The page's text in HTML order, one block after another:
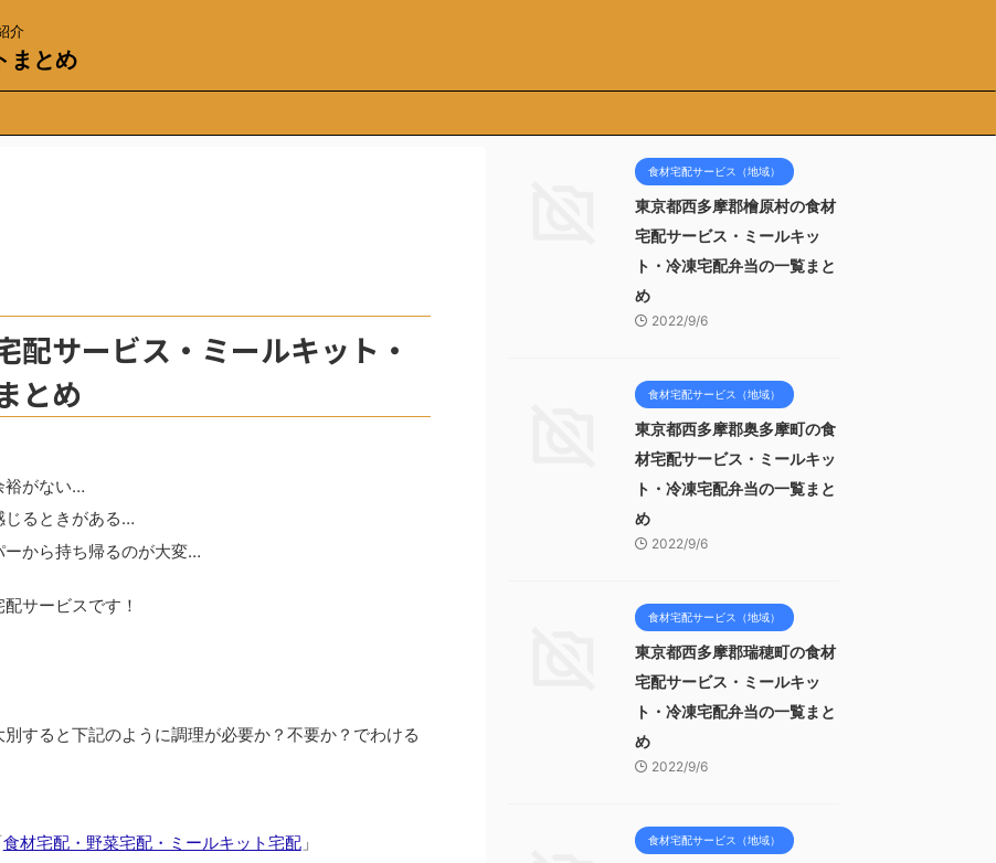
介
まとめ
配サービス・ミールキット・
とめ
裕がない…
じるときがある…
から持ち帰るのが大変…
サービスです！
すると下記のように調理が必要か？不要か？でわける
食材宅配・野菜宅配・ミールキット宅配」
食材宅配サービス（地域）
東京都西多摩郡檜原村の食材
宅配サービス・ミールキッ
ト・冷凍宅配弁当の一覧まと
め
2022/9/6
食材宅配サービス（地域）
東京都西多摩郡奥多摩町の食
材宅配サービス・ミールキッ
ト・冷凍宅配弁当の一覧まと
め
2022/9/6
食材宅配サービス（地域）
東京都西多摩郡瑞穂町の食材
宅配サービス・ミールキッ
ト・冷凍宅配弁当の一覧まと
め
2022/9/6
食材宅配サービス（地域）